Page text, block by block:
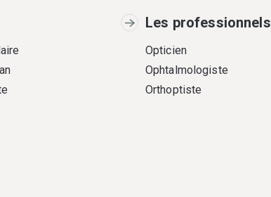
Les professionnels
Opticien
Ophtalmologiste
Orthoptiste